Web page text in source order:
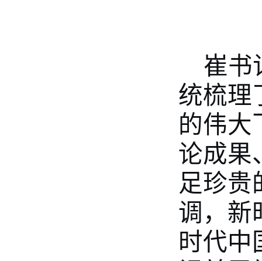
崔书
统梳理
的伟大
论成果
足珍贵
调，新
时代中